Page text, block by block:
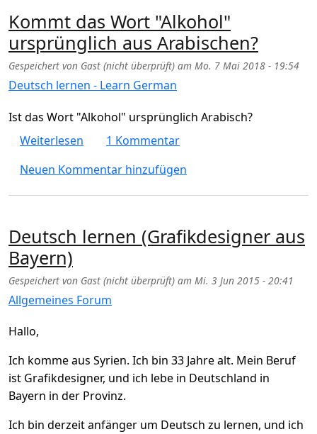
Kommt das Wort "Alkohol"
ursprünglich aus Arabischen?
Gespeichert von Gast (nicht überprüft) am Mo. 7 Mai 2018 - 19:54
Deutsch lernen - Learn German
Ist das Wort "Alkohol" ursprünglich Arabisch?
Weiterlesen über Kommt das Wort "Alkohol"
1 Kommentar
Neuen Kommentar hinzufügen
Deutsch lernen (Grafikdesigner aus
Bayern)
Gespeichert von Gast (nicht überprüft) am Mi. 3 Jun 2015 - 20:41
Allgemeines Forum
Hallo,
Ich komme aus Syrien. Ich bin 33 Jahre alt. Mein Beruf
ist Grafikdesigner, und ich lebe in Deutschland in
Bayern in der Provinz.
Ich bin derzeit anfänger um Deutsch zu lernen, und ich